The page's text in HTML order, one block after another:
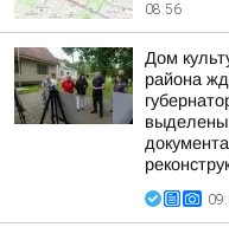
08:56
Дом
района
выделены